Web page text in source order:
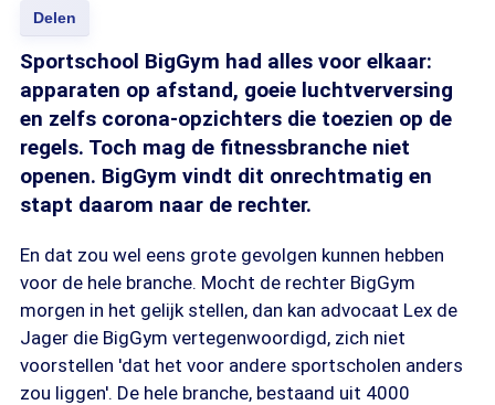
Delen
Sportschool BigGym had alles voor elkaar:
apparaten op afstand, goeie luchtverversing
en zelfs corona-opzichters die toezien op de
regels. Toch mag de fitnessbranche niet
openen. BigGym vindt dit onrechtmatig en
stapt daarom naar de rechter.
En dat zou wel eens grote gevolgen kunnen hebben
voor de hele branche. Mocht de rechter BigGym
morgen in het gelijk stellen, dan kan advocaat Lex de
Jager die BigGym vertegenwoordigd, zich niet
voorstellen 'dat het voor andere sportscholen anders
zou liggen'. De hele branche, bestaand uit 4000